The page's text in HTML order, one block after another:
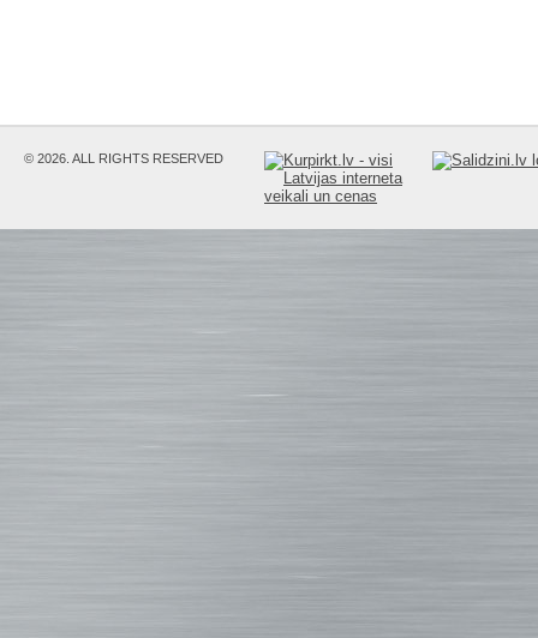
© 2026. ALL RIGHTS RESERVED